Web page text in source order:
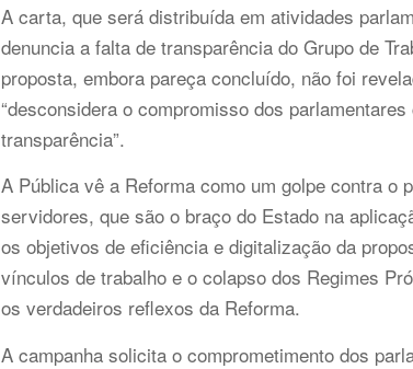
A carta, que será distribuída em atividades
denuncia a falta de transparência do Grupo de
proposta, embora pareça concluído, não foi
“desconsidera o compromisso dos
transparência”.
A Pública vê a Reforma como um golpe contra o
servidores, que são o braço do Estado na
os objetivos de eficiência e digitalização da
vínculos de trabalho e o colapso dos Regimes
os verdadeiros reflexos da Reforma.
A campanha solicita o comprometimento dos